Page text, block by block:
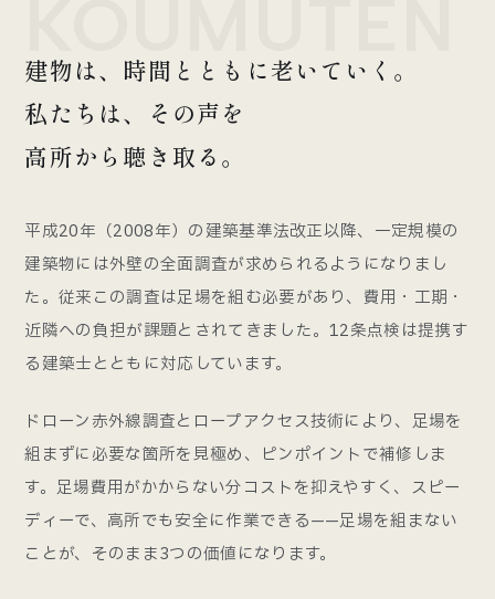
建物は、時間とともに老いていく。
私たちは、その声を
高所から聴き取る。
平成20年（2008年）の建築基準法改正以降、一定規模の
建築物には外壁の全面調査が求められるようになりまし
た。従来この調査は足場を組む必要があり、費用・工期・
近隣への負担が課題とされてきました。12条点検は提携す
る建築士とともに対応しています。
ドローン赤外線調査とロープアクセス技術により、足場を
組まずに必要な箇所を見極め、ピンポイントで補修しま
す。足場費用がかからない分コストを抑えやすく、スピー
ディーで、高所でも安全に作業できる——足場を組まない
ことが、そのまま3つの価値になります。